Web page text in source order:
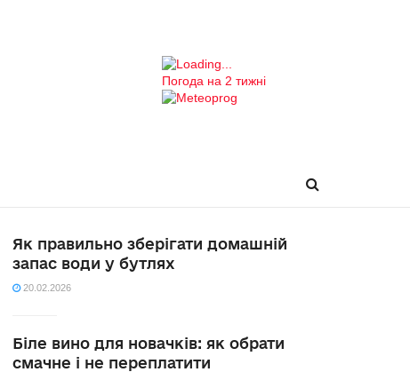
Погода на 2 тижні
Як правильно зберігати домашній
запас води у бутлях
20.02.2026
Біле вино для новачків: як обрати
смачне і не переплатити